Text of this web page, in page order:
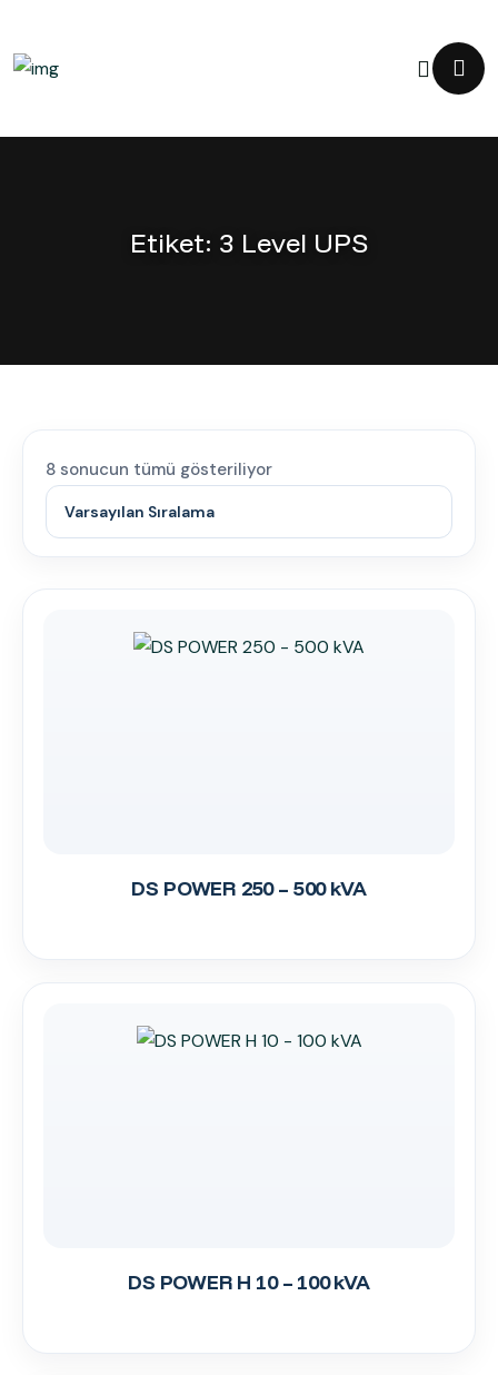
Etiket: 3 Level UPS
8 sonucun tümü gösteriliyor
DS POWER 250 – 500 kVA
DS POWER H 10 – 100 kVA